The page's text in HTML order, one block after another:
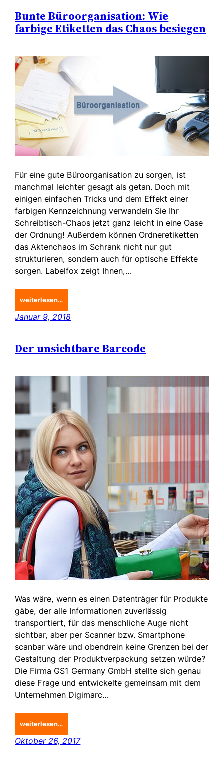
Bunte Büroorganisation: Wie
farbige Etiketten das Chaos besiegen
Für eine gute Büroorganisation zu sorgen, ist
manchmal leichter gesagt als getan. Doch mit
einigen einfachen Tricks und dem Effekt einer
farbigen Kennzeichnung verwandeln Sie Ihr
Schreibtisch-Chaos jetzt ganz leicht in eine Oase
der Ordnung! Außerdem können Ordneretiketten
das Aktenchaos im Schrank nicht nur gut
strukturieren, sondern auch für optische Effekte
sorgen. Labelfox zeigt Ihnen,…
weiterlesen…
Januar 9, 2018
Der unsichtbare Barcode
Was wäre, wenn es einen Datenträger für Produkte
gäbe, der alle Informationen zuverlässig
transportiert, für das menschliche Auge nicht
sichtbar, aber per Scanner bzw. Smartphone
scanbar wäre und obendrein keine Grenzen bei der
Gestaltung der Produktverpackung setzen würde?
Die Firma GS1 Germany GmbH stellte sich genau
diese Frage und entwickelte gemeinsam mit dem
Unternehmen Digimarc…
weiterlesen…
Oktober 26, 2017